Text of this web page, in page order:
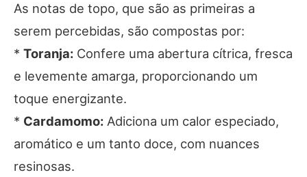
As notas de topo, que são as primeiras a
serem percebidas, são compostas por:
* Toranja: Confere uma abertura cítrica, fresca
e levemente amarga, proporcionando um
toque energizante.
* Cardamomo: Adiciona um calor especiado,
aromático e um tanto doce, com nuances
resinosas.